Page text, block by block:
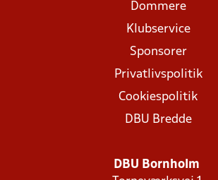
Dommere
Klubservice
Sponsorer
Privatlivspolitik
Cookiespolitik
DBU Bredde
DBU Bornholm